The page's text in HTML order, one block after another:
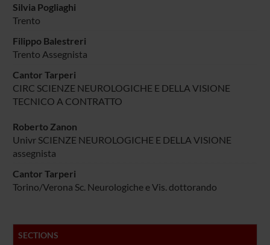
Silvia Pogliaghi
Trento
Filippo Balestreri
Trento Assegnista
Cantor Tarperi
CIRC SCIENZE NEUROLOGICHE E DELLA VISIONE
TECNICO A CONTRATTO
Roberto Zanon
Univr SCIENZE NEUROLOGICHE E DELLA VISIONE
assegnista
Cantor Tarperi
Torino/Verona Sc. Neurologiche e Vis. dottorando
SECTIONS